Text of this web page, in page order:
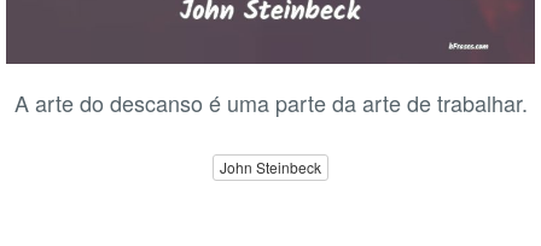
A arte do descanso é uma parte da arte de trabalhar.
John Steinbeck